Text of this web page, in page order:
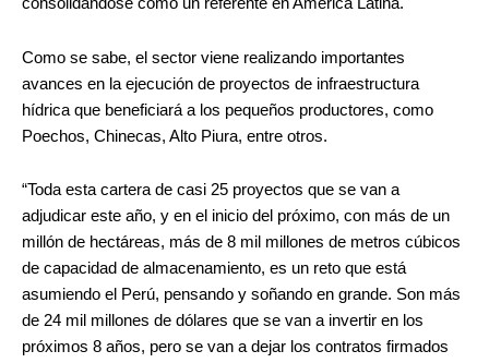
consolidándose como un referente en América Latina.
Como se sabe, el sector viene realizando importantes
avances en la ejecución de proyectos de infraestructura
hídrica que beneficiará a los pequeños productores, como
Poechos, Chinecas, Alto Piura, entre otros.
“Toda esta cartera de casi 25 proyectos que se van a
adjudicar este año, y en el inicio del próximo, con más de un
millón de hectáreas, más de 8 mil millones de metros cúbicos
de capacidad de almacenamiento, es un reto que está
asumiendo el Perú, pensando y soñando en grande. Son más
de 24 mil millones de dólares que se van a invertir en los
próximos 8 años, pero se van a dejar los contratos firmados